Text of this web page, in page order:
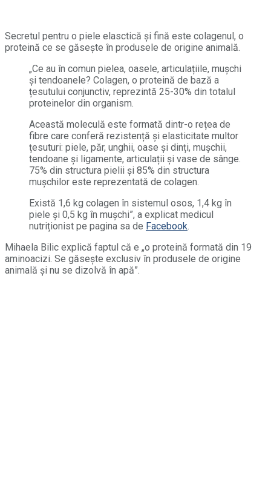
Secretul pentru o piele elasctică și fină este colagenul, o
proteină ce se găsește în produsele de origine animală.
„Ce au în comun pielea, oasele, articulațiile, mușchi
și tendoanele? Colagen, o proteină de bază a
țesutului conjunctiv, reprezintă 25-30% din totalul
proteinelor din organism.
Această moleculă este formată dintr-o rețea de
fibre care conferă rezistență și elasticitate multor
țesuturi: piele, păr, unghii, oase și dinți, mușchii,
tendoane și ligamente, articulații și vase de sânge.
75% din structura pielii și 85% din structura
mușchilor este reprezentată de colagen.
Există 1,6 kg colagen în sistemul osos, 1,4 kg în
piele și 0,5 kg în mușchi”, a explicat medicul
nutriționist pe pagina sa de Facebook.
Mihaela Bilic explică faptul că e „o proteină formată din 19
aminoacizi. Se găsește exclusiv în produsele de origine
animală și nu se dizolvă în apă”.